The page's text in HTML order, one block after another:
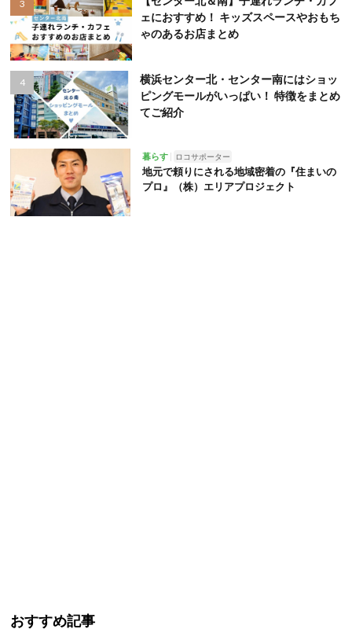
ェにおすすめ！ キッズスペースやおもち
ゃのあるお店まとめ
横浜センター北・センター南にはショッ
ピングモールがいっぱい！ 特徴をまとめ
てご紹介
暮らす ロコサポーター
地元で頼りにされる地域密着の『住まいの
プロ』（株）エリアプロジェクト
おすすめ記事